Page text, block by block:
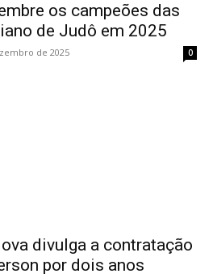
os campeões das
de Judô em 2025
de 2025 0
divulga a contratação
por dois anos